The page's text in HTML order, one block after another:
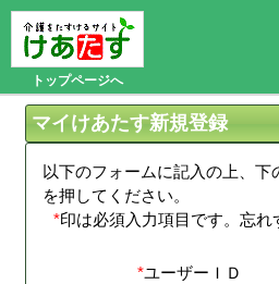
けあたす
トップページへ
マイけあたす新規登録
以下のフォームに記入の上、下
を押してください。
*印は必須入力項目です。忘れ
*ユーザーＩＤ